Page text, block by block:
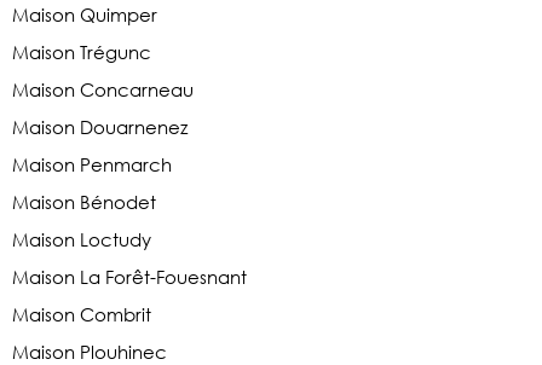
Maison Quimper
Maison Trégunc
Maison Concarneau
Maison Douarnenez
Maison Penmarch
Maison Bénodet
Maison Loctudy
Maison La Forêt-Fouesnant
Maison Combrit
Maison Plouhinec